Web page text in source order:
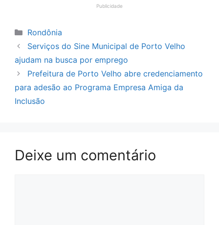
Publicidade
Categorias
Rondônia
Serviços do Sine Municipal de Porto Velho
ajudam na busca por emprego
Prefeitura de Porto Velho abre credenciamento
para adesão ao Programa Empresa Amiga da
Inclusão
Deixe um comentário